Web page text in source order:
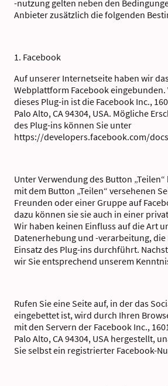
-nutzung gelten neben den
Anbieter zusätzlich die folgenden
1. Facebook
Auf unserer Internetseite haben wir
Webplattform Facebook
dieses Plug-in ist die Facebook Inc.,
Palo Alto, CA 94304, USA. Mögliche
des Plug-ins können Sie unter
https://developers.facebook.com/
Unter Verwendung des Button
mit dem Button „Teilen“ versehenen
Freunden oder einer Gruppe auf
dazu können sie sie auch in einer
Wir haben keinen Einfluss auf die Art
Datenerhebung und -verarbeitung,
Einsatz des Plug-ins durchführt.
wir Sie entsprechend unserem
Rufen Sie eine Seite auf, in der das
eingebettet ist, wird durch Ihren
mit den Servern der Facebook Inc.,
Palo Alto, CA 94304, USA hergestellt,
Sie selbst ein registrierter Facebook-